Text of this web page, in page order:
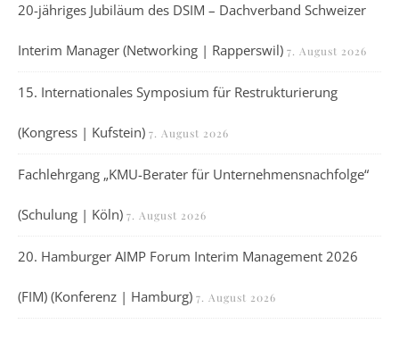
20-jähriges Jubiläum des DSIM – Dachverband Schweizer
Interim Manager (Networking | Rapperswil) 7. August 2026
15. Internationales Symposium für Restrukturierung
(Kongress | Kufstein) 7. August 2026
Fachlehrgang „KMU-Berater für Unternehmensnachfolge“
(Schulung | Köln) 7. August 2026
20. Hamburger AIMP Forum Interim Management 2026
(FIM) (Konferenz | Hamburg) 7. August 2026